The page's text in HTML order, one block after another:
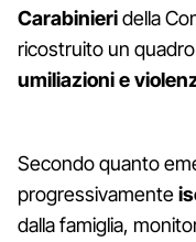
Carabinieridella
ricostruito un
umiliazioni e
Secondo quanto
progressivamente
dalla famiglia,